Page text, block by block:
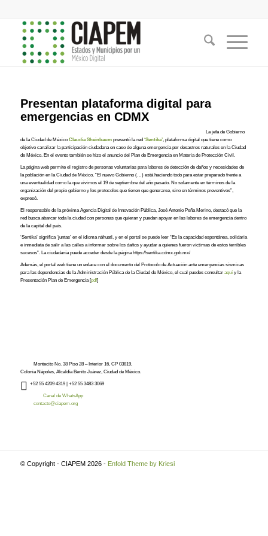
Presentan plataforma digital para
emergencias en CDMX
La jefa de Gobierno
de la Ciudad de México Claudia Sheinbaumpresentó la red ‘Sentika’, plataforma digital que tiene como
objetivo canalizar la participación ciudadana en caso de alguna emergencia por desastres naturales en la Ciudad
de México. En el evento también se hizo el anuncio del Plan de Emergencia en Materia de Protección Civil.
La página web permite el registro de personas voluntarias para labores de detección de daños y necesidades de
la población en la Ciudad de México. “El nuevo Gobierno (…) está haciendo todo para estar preparado frente a
una eventualidad como la que vivimos el 19 de septiembre del año pasado. No solamente en términos de la
organización del propio gobierno y los protocolos que tienen que generarse, sino en términos preventivos”,
expresó.
El responsable de la próxima Agencia Digital de Innovación Pública, José Antonio Peña Merino, destacó que la
red busca abarcar toda la ciudad con personas que quieran y puedan apoyar en las labores de emergencia dentro
de la capital del país.
‘Sentika’ significa ‘juntas’ en el idioma náhuatl, y en el portal se puede leer “Es la capacidad espontánea, solidaria
e inmediata de salir a las calles a informar sobre los daños y ayudar a quienes fueron víctimas de estos terribles
sucesos”. La ciudadanía puede acceder desde la página https://sentika.cdmx.gob.mx/
Además, el portal web tiene un enlace con el documento del Protocolo de Actuación ante emergencias sísmicas
para las dependencias de la Administración Pública de la Ciudad de México, el cual puedes consultar aquíy la
Presentación Plan de Emergencia [pdf]
Montecito No. 38 Piso 28 – Interior 16, CP 03819,
Colonia Nápoles, Alcaldía Benito Juárez, Ciudad de México.
+52 55 4209 4319 | +52 55 3483 3069
Canal de WhatsApp
contacto@ciapem.org
© Copyright - CIAPEM 2026 - Enfold Theme by Kriesi